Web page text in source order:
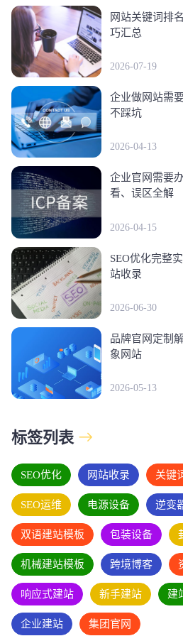
网站关键词排
巧汇总
2026-07-19
企业做网站需
不踩坑
2026-04-13
企业官网需要
看、误区全解
2026-04-15
SEO优化完整
站收录
2026-06-30
品牌官网定制
象网站
2026-05-13
标签列表
SEO优化 网站收录 关键
SEO运维 电源设备 逆变
双语建站模板 包装设备
机械建站模板 跨境博客
响应式建站 新手建站 建
企业建站 集团官网